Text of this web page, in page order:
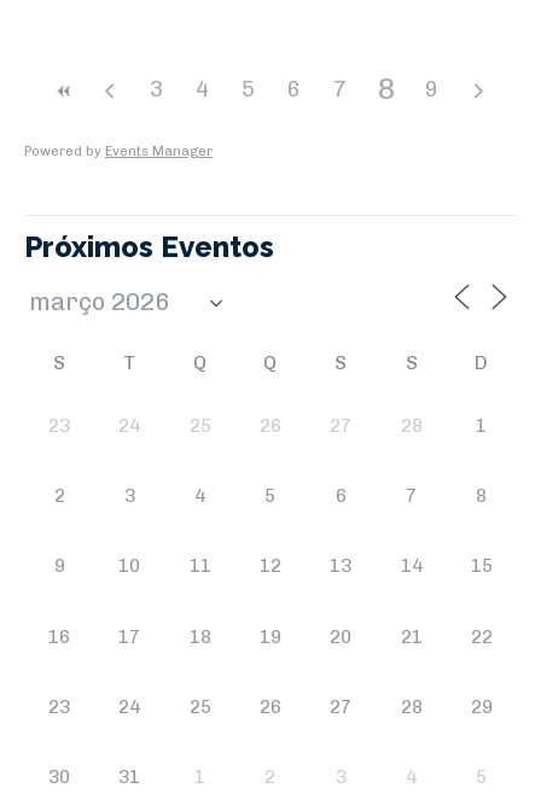
3 4 5 6 7 8 9
Powered by Events Manager
Próximos Eventos
S T Q Q S S D
23 24 25 26 27 28 1
2 3 4 5 6 7 8
9 10 11 12 13 14 15
16 17 18 19 20 21 22
23 24 25 26 27 28 29
30 31 1 2 3 4 5